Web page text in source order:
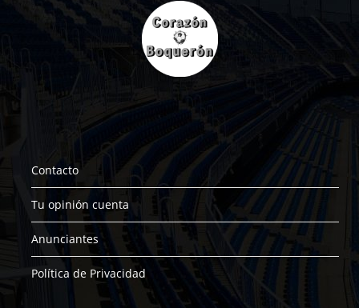
Contacto
Tu opinión cuenta
Anunciantes
Política de Privacidad